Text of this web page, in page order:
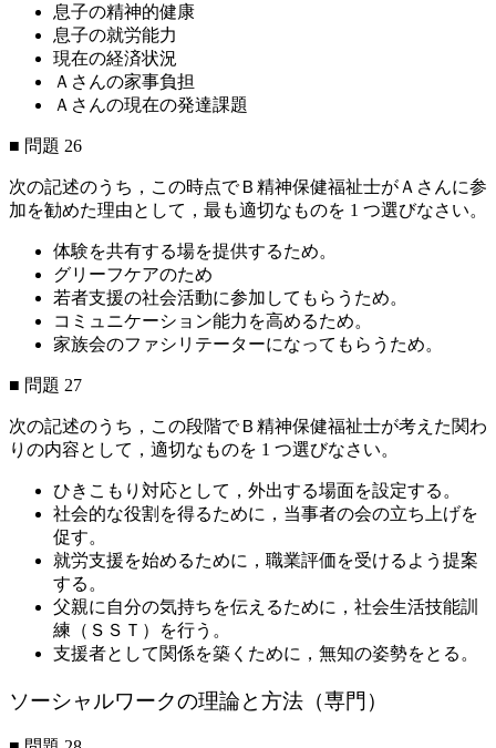
息子の精神的健康
息子の就労能力
現在の経済状況
Ａさんの家事負担
Ａさんの現在の発達課題
■ 問題 26
次の記述のうち，この時点でＢ精神保健福祉士がＡさんに参
加を勧めた理由として，最も適切なものを 1 つ選びなさい。
体験を共有する場を提供するため。
グリーフケアのため
若者支援の社会活動に参加してもらうため。
コミュニケーション能力を高めるため。
家族会のファシリテーターになってもらうため。
■ 問題 27
次の記述のうち，この段階でＢ精神保健福祉士が考えた関わ
りの内容として，適切なものを 1 つ選びなさい。
ひきこもり対応として，外出する場面を設定する。
社会的な役割を得るために，当事者の会の立ち上げを
促す。
就労支援を始めるために，職業評価を受けるよう提案
する。
父親に自分の気持ちを伝えるために，社会生活技能訓
練（ＳＳＴ）を行う。
支援者として関係を築くために，無知の姿勢をとる。
ソーシャルワークの理論と方法（専門）